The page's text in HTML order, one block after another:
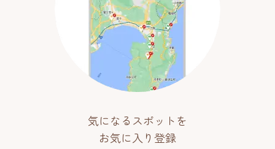
気になるスポットを
お気に入り登録